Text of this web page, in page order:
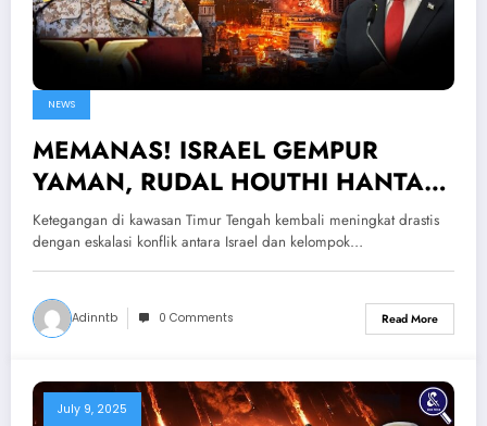
NEWS
MEMANAS! ISRAEL GEMPUR
YAMAN, RUDAL HOUTHI HANTAM
TEL AVIV — Fakta Israel VS Houthi
Saling Serang
Ketegangan di kawasan Timur Tengah kembali meningkat drastis
dengan eskalasi konflik antara Israel dan kelompok…
Adinntb 0 Comments Read More
July 9, 2025